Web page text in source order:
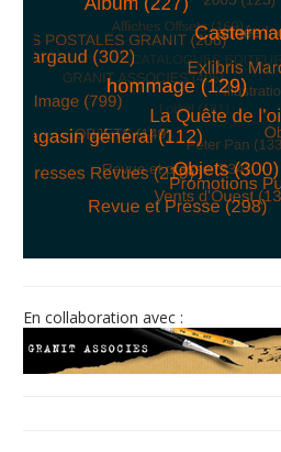
En collaboration avec :